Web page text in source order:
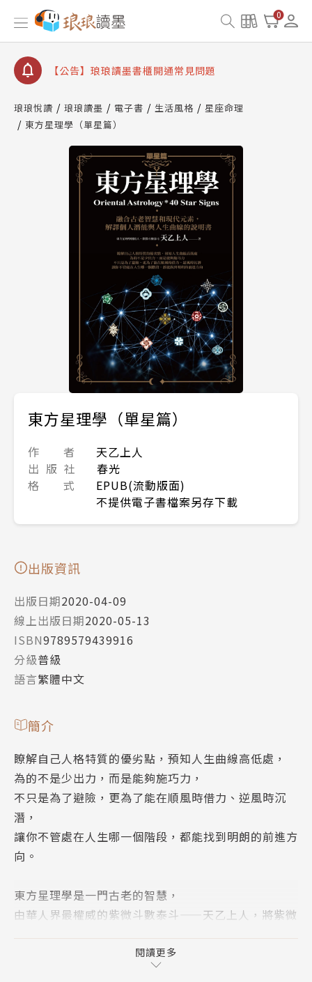
0
【公告】因 Readmoo 讀墨系統維護中，本站同步暫
停部分閱讀服務
【公告】琅琅讀墨數位閱讀資產合併與書櫃開通申請
【公告】琅琅讀墨書櫃開通常見問題
請圖文教學
【公告】琅琅書店服務升級重要說明及資產合併結果
查詢
【公告】因 Readmoo 讀墨系統維護中，本站同步暫
停部分閱讀服務
琅琅悅讀 琅琅讀墨 電子書 生活風格
星座命理
東方星理學（單星篇）
東方星理學（單星篇）
作 者
天乙上人
出 版 社
春光
格 式
EPUB(流動版面)
不提供電子書檔案另存下載
出版資訊
出版日期2020-04-09
線上出版日期2020-05-13
ISBN9789579439916
分級普級
語言繁體中文
簡介
瞭解自己人格特質的優劣點，預知人生曲線高低處，
為的不是少出力，而是能夠施巧力，
不只是為了避險，更為了能在順風時借力、逆風時沉
潛，
讓你不管處在人生哪一個階段，都能找到明朗的前進方
向。
東方星理學是一門古老的智慧，
由華人界最權威的紫微斗數泰斗——天乙上人，將紫微
以圖像符號取代專有名詞，突破翻譯盲點，
並結合星座學與心理學，以及大數據統計學，
閱讀更多